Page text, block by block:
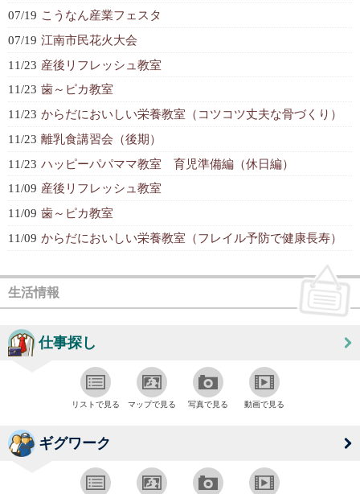
07/19 こうなん産業フェスタ
07/19 江南市民花火大会
11/23 産後リフレッシュ教室
11/23 歯～ピカ教室
11/23 からだにおいしい栄養教室（コツコツ丈夫な骨づくり）
11/23 離乳食講習会（後期）
11/23 ハッピーパパママ教室 育児準備編（休日編）
11/09 産後リフレッシュ教室
11/09 歯～ピカ教室
11/09 からだにおいしい栄養教室（フレイル予防で健康長寿）
生活情報
仕事探し
リストで見る マップで見る 写真で見る 動画で見る
ギグワーク